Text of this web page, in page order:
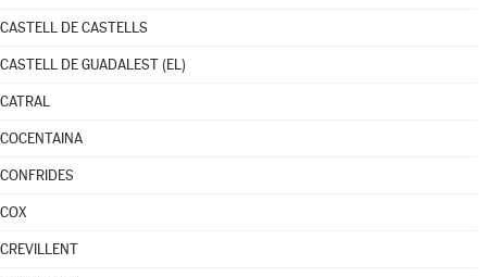
CASTELL DE CASTELLS
CASTELL DE GUADALEST (EL)
CATRAL
COCENTAINA
CONFRIDES
COX
CREVILLENT